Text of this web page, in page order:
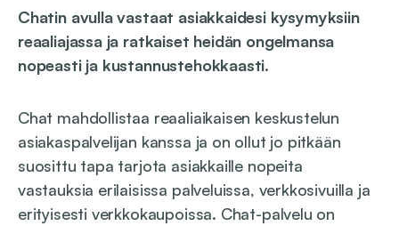
Chatin avulla vastaat asiakkaidesi kysymyksiin
reaaliajassa ja ratkaiset heidän ongelmansa
nopeasti ja kustannustehokkaasti.
Chat mahdollistaa reaaliaikaisen keskustelun
asiakaspalvelijan kanssa ja on ollut jo pitkään
suosittu tapa tarjota asiakkaille nopeita
vastauksia erilaisissa palveluissa, verkkosivuilla ja
erityisesti verkkokaupoissa. Chat-palvelu on